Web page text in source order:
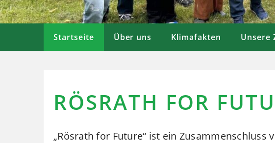
Startseite Über uns Klimafakten Unsere
RÖSRATH FOR
„Rösrath for Future“ ist ein Zusammenschluss